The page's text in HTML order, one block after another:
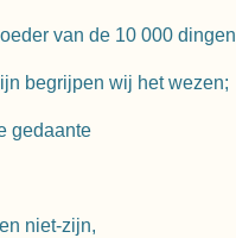
van de 10 000 dingen
begrijpen wij het wezen;
gedaante
niet-zijn,